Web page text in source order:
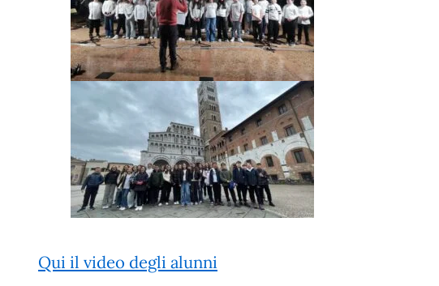
Qui il video degli alunni